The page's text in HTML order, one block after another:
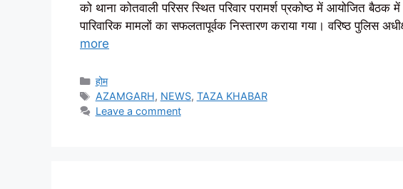
को थाना कोतवाली परिसर स्थित परिवार परामर्श प्रकोष्ठ में आयोजित
पारिवारिक मामलों का सफलतापूर्वक निस्तारण कराया गया। वरिष्ठ
more
Categories
होम
Tags
AZAMGARH, NEWS, TAZA KHABAR
Leave a comment